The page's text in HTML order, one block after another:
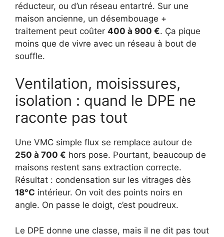
réducteur, ou d’un réseau entartré. Sur une
maison ancienne, un désembouage +
traitement peut coûter 400 à 900 €. Ça pique
moins que de vivre avec un réseau à bout de
souffle.
Ventilation, moisissures,
isolation : quand le DPE ne
raconte pas tout
Une VMC simple flux se remplace autour de
250 à 700 € hors pose. Pourtant, beaucoup de
maisons restent sans extraction correcte.
Résultat : condensation sur les vitrages dès
18°C intérieur. On voit des points noirs en
angle. On passe le doigt, c’est poudreux.
Le DPE donne une classe, mais il ne dit pas tout